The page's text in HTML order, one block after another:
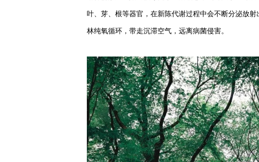
叶、芽、根等器官，在新陈代谢过程中会不断分泌放
林纯氧循环，带走沉滞空气，远离病菌侵害。